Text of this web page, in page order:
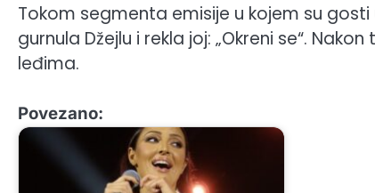
Tokom segmenta emisije u kojem su
gurnula Džejlu i rekla joj: „Okreni se“.
leđima.
Povezano: